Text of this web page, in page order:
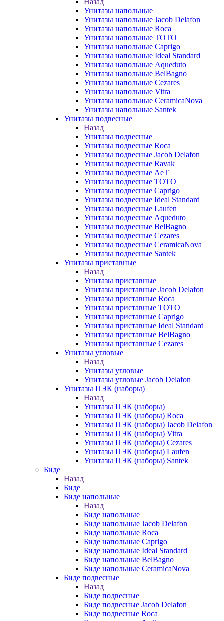
Унитазы напольные
Унитазы напольные Jacob Delafon
Унитазы напольные Roca
Унитазы напольные TOTO
Унитазы напольные Caprigo
Унитазы напольные Ideal Standard
Унитазы напольные Aqueduto
Унитазы напольные BelBagno
Унитазы напольные Cezares
Унитазы напольные Vitra
Унитазы напольные CeramicaNova
Унитазы напольные Santek
Унитазы подвесные
Назад
Унитазы подвесные
Унитазы подвесные Roca
Унитазы подвесные Jacob Delafon
Унитазы подвесные Ravak
Унитазы подвесные AeT
Унитазы подвесные TOTO
Унитазы подвесные Caprigo
Унитазы подвесные Ideal Standard
Унитазы подвесные Laufen
Унитазы подвесные Aqueduto
Унитазы подвесные BelBagno
Унитазы подвесные Cezares
Унитазы подвесные CeramicaNova
Унитазы подвесные Santek
Унитазы приставные
Назад
Унитазы приставные
Унитазы приставные Jacob Delafon
Унитазы приставные Roca
Унитазы приставные TOTO
Унитазы приставные Caprigo
Унитазы приставные Ideal Standard
Унитазы приставные BelBagno
Унитазы приставные Cezares
Унитазы угловые
Назад
Унитазы угловые
Унитазы угловые Jacob Delafon
Унитазы ПЭК (наборы)
Назад
Унитазы ПЭК (наборы)
Унитазы ПЭК (наборы) Roca
Унитазы ПЭК (наборы) Jacob Delafon
Унитазы ПЭК (наборы) Vitra
Унитазы ПЭК (наборы) Cezares
Унитазы ПЭК (наборы) Laufen
Унитазы ПЭК (наборы) Santek
Биде
Назад
Биде
Биде напольные
Назад
Биде напольные
Биде напольные Jacob Delafon
Биде напольные Roca
Биде напольные Caprigo
Биде напольные Ideal Standard
Биде напольные BelBagno
Биде напольные CeramicaNova
Биде подвесные
Назад
Биде подвесные
Биде подвесные Jacob Delafon
Биде подвесные Roca